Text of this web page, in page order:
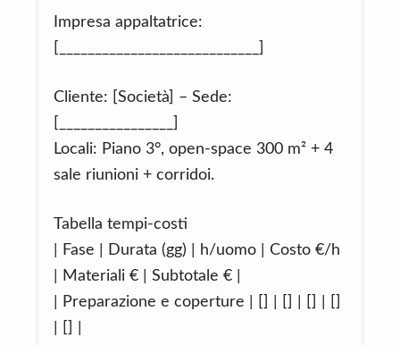
Impresa appaltatrice:
Cliente: [Società] – Sede:
Locali: Piano 3°, open‑space 300 m² + 4
sale riunioni + corridoi.
Tabella tempi‑costi
| Fase | Durata (gg) | h/uomo | Costo €/h
| Materiali € | Subtotale € |
| Preparazione e coperture | [] | [] | [] | []